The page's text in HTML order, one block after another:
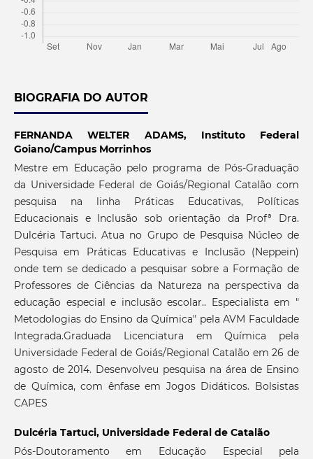
BIOGRAFIA DO AUTOR
FERNANDA WELTER ADAMS, Instituto Federal
Goiano/Campus Morrinhos
Mestre em Educação pelo programa de Pós-Graduação
da Universidade Federal de Goiás/Regional Catalão com
pesquisa na linha Práticas Educativas, Políticas
Educacionais e Inclusão sob orientação da Profª Dra.
Dulcéria Tartuci. Atua no Grupo de Pesquisa Núcleo de
Pesquisa em Práticas Educativas e Inclusão (Neppein)
onde tem se dedicado a pesquisar sobre a Formação de
Professores de Ciências da Natureza na perspectiva da
educação especial e inclusão escolar.. Especialista em "
Metodologias do Ensino da Química" pela AVM Faculdade
Integrada.Graduada Licenciatura em Química pela
Universidade Federal de Goiás/Regional Catalão em 26 de
agosto de 2014. Desenvolveu pesquisa na área de Ensino
de Química, com ênfase em Jogos Didáticos. Bolsistas
CAPES
Dulcéria Tartuci, Universidade Federal de Catalão
Pós-Doutoramento em Educação Especial pela